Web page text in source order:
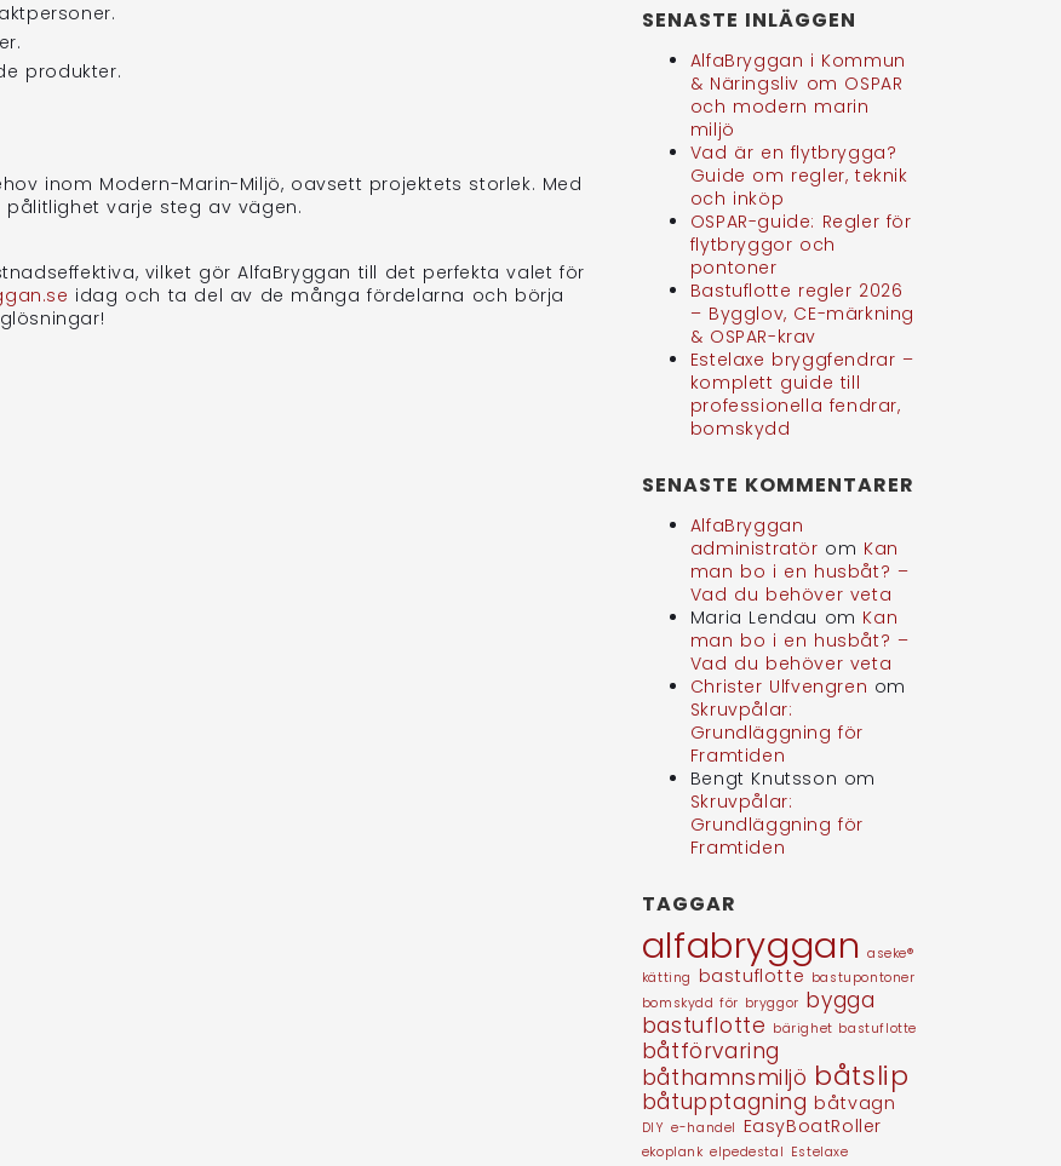
produkter.
inom Modern-Marin-Miljö, oavsett projektets storlek. Med
varje steg av vägen.
vilket gör AlfaBryggan till det perfekta valet för
idag och ta del av de många fördelarna och börja
SENASTE INLÄGGEN
AlfaBryggan i Kommun
& Näringsliv om OSPAR
och modern marin
miljö
Vad är en flytbrygga?
Guide om regler, teknik
och inköp
OSPAR-guide: Regler för
flytbryggor och
pontoner
Bastuflotte regler 2026
– Bygglov, CE-märkning
& OSPAR-krav
Estelaxe bryggfendrar –
komplett guide till
professionella fendrar,
bomskydd
SENASTE KOMMENTARER
AlfaBryggan
administratör om Kan
man bo i en husbåt? –
Vad du behöver veta
Maria Lendau om Kan
man bo i en husbåt? –
Vad du behöver veta
Christer Ulfvengren om
Skruvpålar:
Grundläggning för
Framtiden
Bengt Knutsson om
Skruvpålar:
Grundläggning för
Framtiden
TAGGAR
alfabryggan aseke®
kätting bastuflotte bastupontoner
bomskydd för bryggor bygga
bastuflotte bärighet bastuflotte
båtförvaring
båthamnsmiljö båtslip
båtupptagning båtvagn
DIY e-handel EasyBoatRoller
ekoplank elpedestal Estelaxe